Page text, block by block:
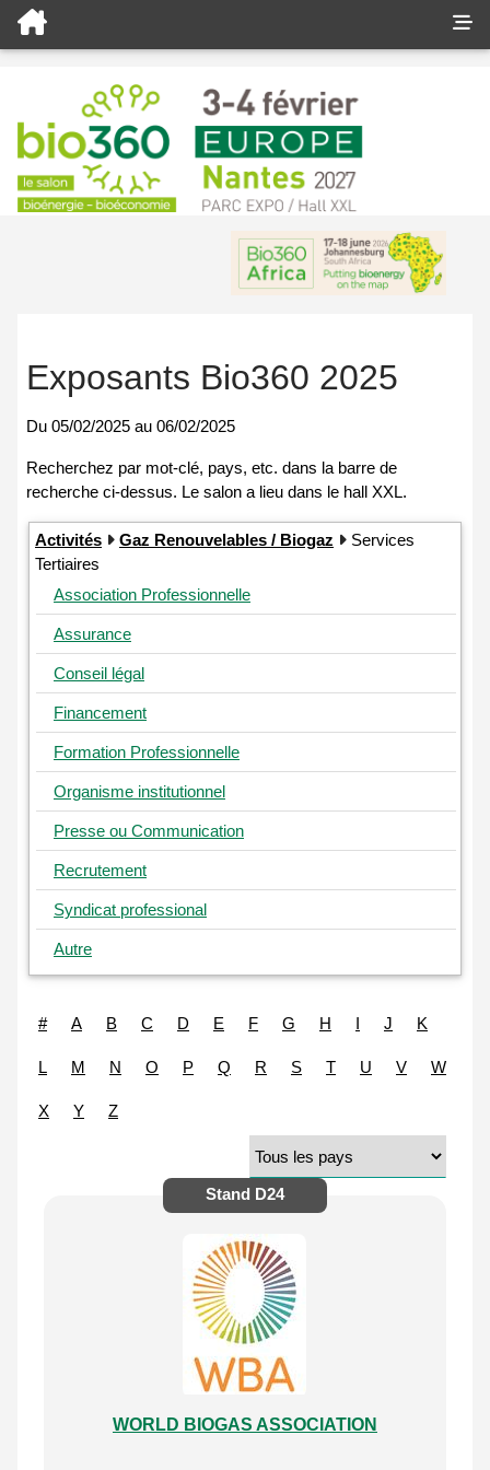
Exposants Bio360 2025
Du 05/02/2025 au 06/02/2025
Activités Gaz Renouvelables / Biogaz
Services
Tertiaires
Association Professionnelle
Assurance
Conseil légal
Financement
Formation Professionnelle
Organisme institutionnel
Presse ou Communication
Recrutement
Syndicat professional
Autre
# A B C D E F G H I J K
L M N O P Q R S T U V W
X Y Z
Stand D24
WORLD BIOGAS ASSOCIATION